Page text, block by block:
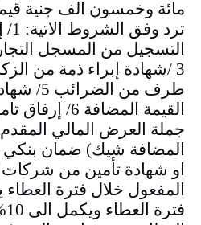
مائة وخمسون الف جنية
ترد
طرف من
جملة العرض المالي
المضافة شيك) ضمان
او شهادة تأمين من شركات
المفعول خلال فترة